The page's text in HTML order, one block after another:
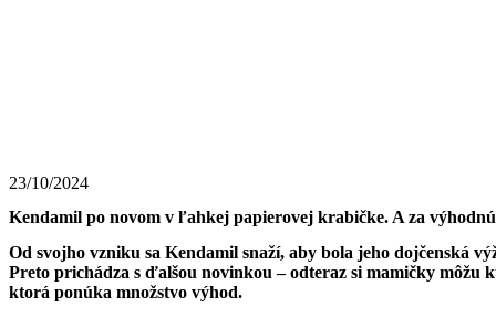
23/10/2024
Kendamil po novom v ľahkej papierovej krabičke. A za
Od svojho vzniku sa Kendamil snaží, aby bola jeho dojčenská
Preto prichádza s ďalšou novinkou – odteraz si mamičky
ktorá ponúka množstvo výhod.